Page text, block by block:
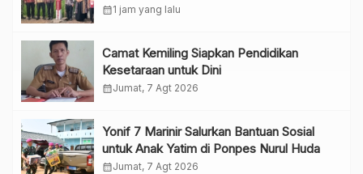
calendar_month1 jam yang lalu
Camat Kemiling Siapkan Pendidikan
Kesetaraan untuk Dini
calendar_monthJumat, 7 Agt 2026
Yonif 7 Marinir Salurkan Bantuan Sosial
untuk Anak Yatim di Ponpes Nurul Huda
calendar_monthJumat, 7 Agt 2026